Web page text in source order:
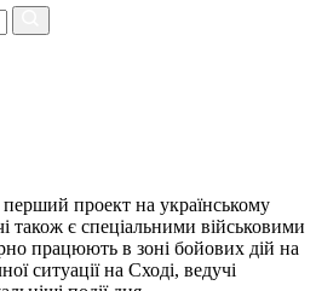
проект на українському
також є спеціальними військовими
працюють в зоні бойових дій на
ситуації на Сході, ведучі